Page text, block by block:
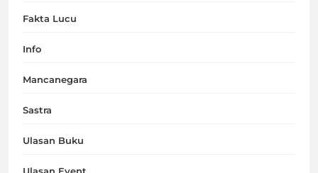
Fakta Lucu
Info
Mancanegara
Sastra
Ulasan Buku